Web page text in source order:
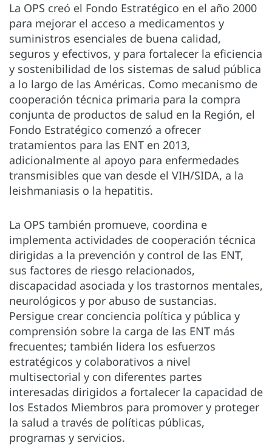
La OPS creó el Fondo Estratégico en el año 2000
para mejorar el acceso a medicamentos y
suministros esenciales de buena calidad,
seguros y efectivos, y para fortalecer la eficiencia
y sostenibilidad de los sistemas de salud pública
a lo largo de las Américas. Como mecanismo de
cooperación técnica primaria para la compra
conjunta de productos de salud en la Región, el
Fondo Estratégico comenzó a ofrecer
tratamientos para las ENT en 2013,
adicionalmente al apoyo para enfermedades
transmisibles que van desde el VIH/SIDA, a la
leishmaniasis o la hepatitis.
La OPS también promueve, coordina e
implementa actividades de cooperación técnica
dirigidas a la prevención y control de las ENT,
sus factores de riesgo relacionados,
discapacidad asociada y los trastornos mentales,
neurológicos y por abuso de sustancias.
Persigue crear conciencia política y pública y
comprensión sobre la carga de las ENT más
frecuentes; también lidera los esfuerzos
estratégicos y colaborativos a nivel
multisectorial y con diferentes partes
interesadas dirigidos a fortalecer la capacidad de
los Estados Miembros para promover y proteger
la salud a través de políticas públicas,
programas y servicios.